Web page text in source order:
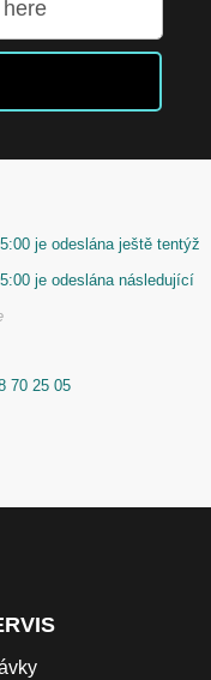
je odeslána ještě tentýž
je odeslána následující
70 25 05